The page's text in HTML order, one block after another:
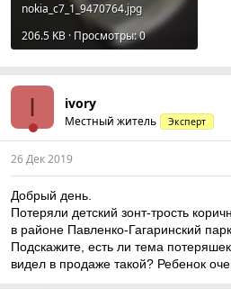
nokia_c7_1_9470764.jpg
206.5 KB · Просмотры: 0
I ivory
Местный житель Эксперт
26 Дек 2019
Добрый день.
Потеряли детский зонт-трость
в районе Павленко-Гагаринский
Подскажите, есть ли тема
видел в продаже такой? Ребенок